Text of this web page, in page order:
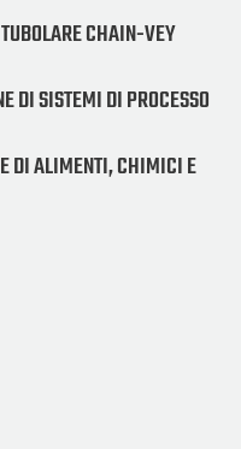
CHAIN-VEY
DI SISTEMI DI PROCESSO
DI ALIMENTI, CHIMICI E